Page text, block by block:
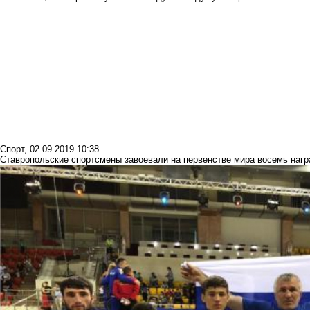
Спорт, 02.09.2019 10:38
Ставропольские спортсмены завоевали на первенстве мира восемь